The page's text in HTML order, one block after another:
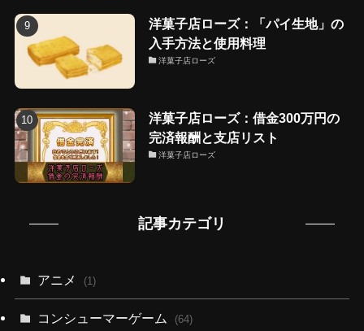
洋菓子店ローズ：「パイ生地」の
入手方法と使用料理
洋菓子店ローズ
洋菓子店ローズ：借金300万円の
完済報酬と支店リスト
洋菓子店ローズ
記事カテゴリ
アニメ (1)
コンシューマーゲーム (64)